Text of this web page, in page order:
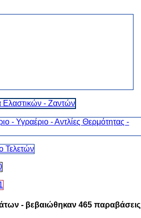
- βεβαιώθηκαν 465 παραβάσεις